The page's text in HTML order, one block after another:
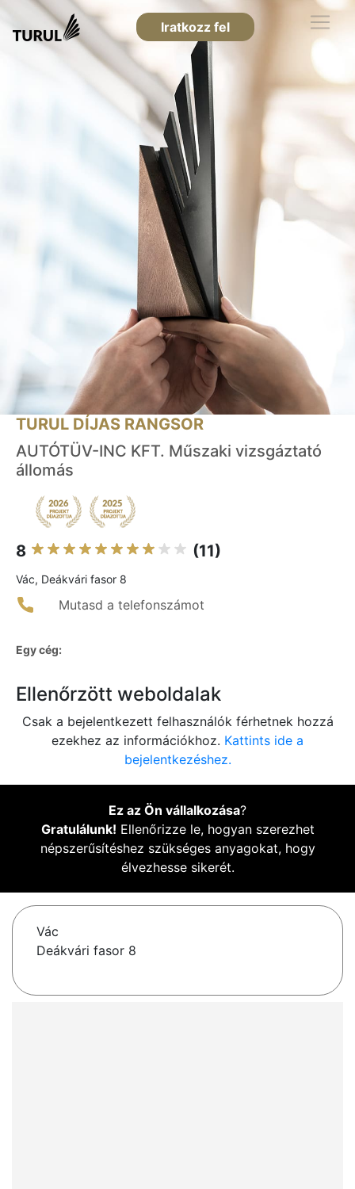
Iratkozz fel
TURUL DÍJAS RANGSOR
AUTÓTÜV-INC KFT. Műszaki vizsgáztató
állomás
8 (11)
Vác, Deákvári fasor 8
Mutasd a telefonszámot
Egy cég:
Ellenőrzött weboldalak
Csak a bejelentkezett felhasználók férhetnek hozzá
ezekhez az információkhoz. Kattints ide a
bejelentkezéshez.
Ez az Ön vállalkozása?
Gratulálunk! Ellenőrizze le, hogyan szerezhet
népszerűsítéshez szükséges anyagokat, hogy
élvezhesse sikerét.
Vác
Deákvári fasor 8